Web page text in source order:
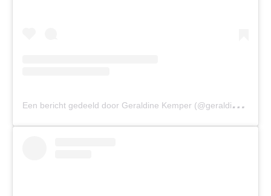
E
en bericht gedeeld door Geraldine Kemper (@geraldine_kemper)